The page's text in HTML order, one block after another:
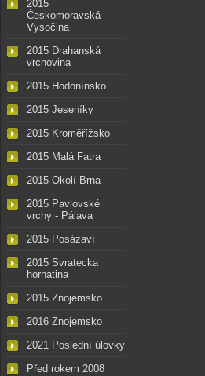
2015
Českomoravská
Vysočina
2015 Drahanská
vrchovina
2015 Hodonínsko
2015 Jeseníky
2015 Kroměřížsko
2015 Malá Fatra
2015 Okolí Brna
2015 Pavlovské
vrchy - Pálava
2015 Posázaví
2015 Svratecka
hornatina
2015 Znojemsko
2016 Znojemsko
2021 Poslední úlovky
Před rokem 2008